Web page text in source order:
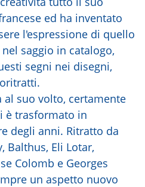
ed ha inventato
l'espressione di quello
saggio in catalogo,
segni nei disegni,
al suo volto, certamente
è trasformato in
degli anni. Ritratto da
Balthus, Eli Lotar,
Colomb e Georges
un aspetto nuovo